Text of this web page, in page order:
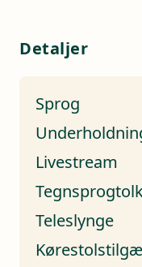
Detaljer
Sprog
Livestream
Teleslynge